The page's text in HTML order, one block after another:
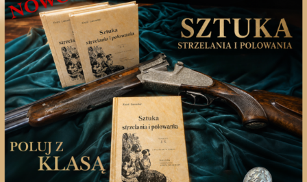
129,00zł
Dodaj do koszyka Dodaj do koszyka